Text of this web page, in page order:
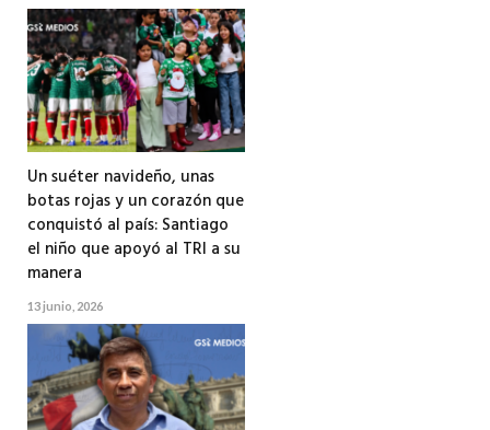
Un suéter navideño, unas
botas rojas y un corazón que
conquistó al país: Santiago
el niño que apoyó al TRI a su
manera
13 junio, 2026